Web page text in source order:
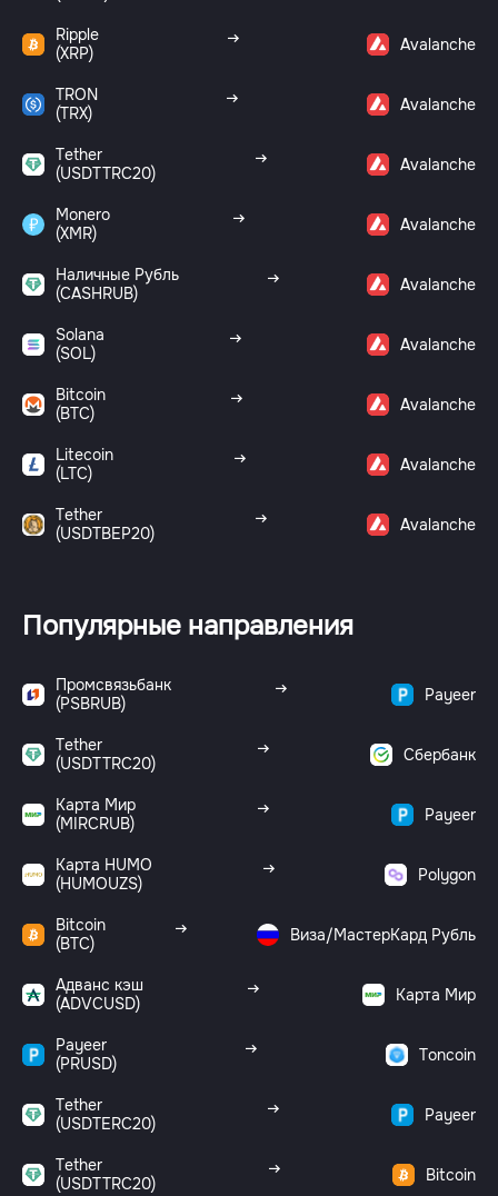
Ripple
(XRP)
Avalanche
TRON
(TRX)
Avalanche
Tether
(USDTTRC20)
Avalanche
Monero
(XMR)
Avalanche
Наличные Рубль
(CASHRUB)
Avalanche
Solana
(SOL)
Avalanche
Bitcoin
(BTC)
Avalanche
Litecoin
(LTC)
Avalanche
Tether
(USDTBEP20)
Avalanche
Популярные направления
Промсвязьбанк
(PSBRUB)
Payeer
Tether
(USDTTRC20)
Сбербанк
Карта Мир
(MIRCRUB)
Payeer
Карта HUMO
(HUMOUZS)
Polygon
Bitcoin
(BTC)
Виза/МастерКард Рубль
Адванс кэш
(ADVCUSD)
Карта Мир
Payeer
(PRUSD)
Toncoin
Tether
(USDTERC20)
Payeer
Tether
(USDTTRC20)
Bitcoin